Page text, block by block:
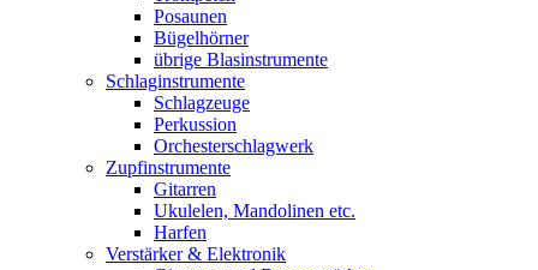
Posaunen
Bügelhörner
übrige Blasinstrumente
Schlaginstrumente
Schlagzeuge
Perkussion
Orchesterschlagwerk
Zupfinstrumente
Gitarren
Ukulelen, Mandolinen etc.
Harfen
Verstärker & Elektronik